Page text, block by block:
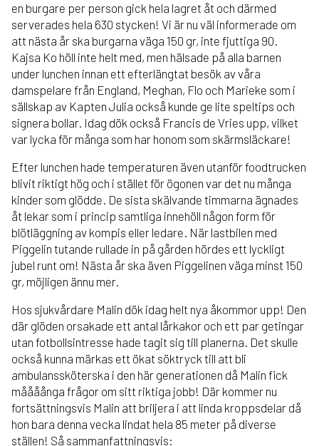
en burgare per person gick hela lagret åt och därmed
serverades hela 630 stycken! Vi är nu väl informerade om
att nästa år ska burgarna väga 150 gr, inte fjuttiga 90.
Kajsa Ko höll inte helt med, men hälsade på alla barnen
under lunchen innan ett efterlängtat besök av våra
damspelare från England, Meghan, Flo och Marieke som i
sällskap av Kapten Julia också kunde ge lite speltips och
signera bollar. Idag dök också Francis de Vries upp, vilket
var lycka för många som har honom som skärmsläckare!
Efter lunchen hade temperaturen även utanför foodtrucken
blivit riktigt hög och i stället för ögonen var det nu många
kinder som glödde. De sista skälvande timmarna ägnades
åt lekar som i princip samtliga innehöll någon form för
blötläggning av kompis eller ledare. När lastbilen med
Piggelin tutande rullade in på gården hördes ett lyckligt
jubel runt om! Nästa år ska även Piggelinen väga minst 150
gr, möjligen ännu mer.
Hos sjukvårdare Malin dök idag helt nya åkommor upp! Den
där glöden orsakade ett antal lårkakor och ett par getingar
utan fotbollsintresse hade tagit sig till planerna. Det skulle
också kunna märkas ett ökat söktryck till att bli
ambulanssköterska i den här generationen då Malin fick
måååånga frågor om sitt riktiga jobb! Där kommer nu
fortsättningsvis Malin att briljera i att linda kroppsdelar då
hon bara denna vecka lindat hela 85 meter på diverse
ställen! Så sammanfattningsvis: